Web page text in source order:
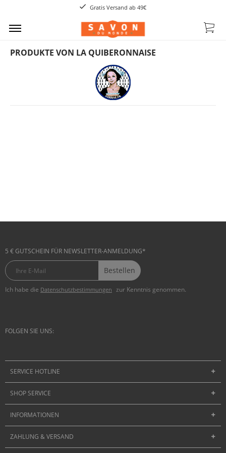
Gratis Versand ab 49€
PRODUKTE VON LA QUIBERONNAISE
5 € GUTSCHEIN FÜR NEWSLETTER-ANMELDUNG*
Bestellen
Ich habe die Datenschutzbestimmungen zur Kenntnis genommen.
FOLGEN SIE UNS:
SERVICE HOTLINE
SHOP SERVICE
INFORMATIONEN
ZAHLUNG & VERSAND